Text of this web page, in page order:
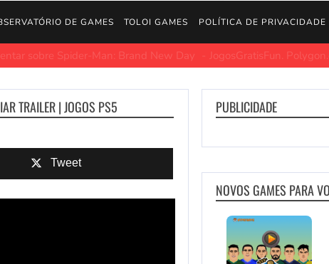
DE GAMES TOLOI GAMES POLÍTICA DE PRIVACIDADE
Man: Brand New Day JogosGratisFun. Polygon.com. Fonte
TRAILER | JOGOS PS5
Tweet
PUBLICIDADE
NOVOS GAMES PARA